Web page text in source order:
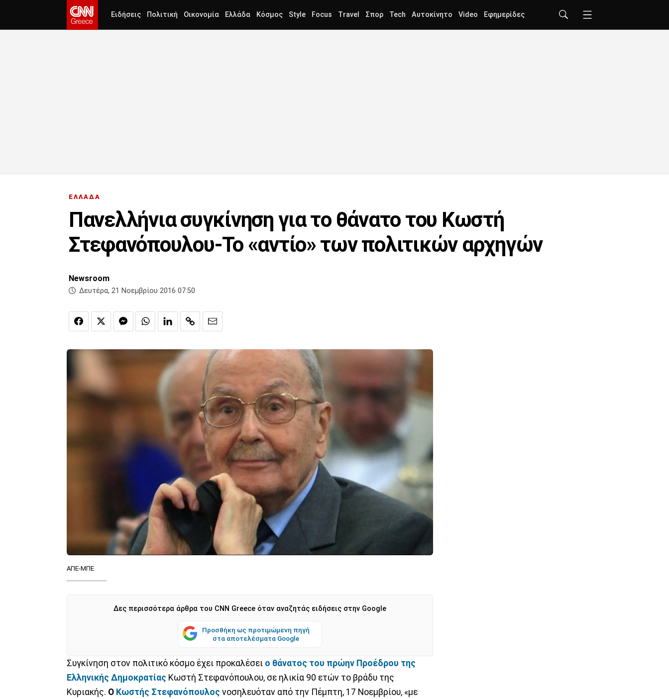
Ειδήσεις Πολιτική Οικονομία Ελλάδα Κόσμος Style Focus Travel Σπορ Tech Αυτοκίνητο Video Εφημερίδες
ΕΛΛΑΔΑ
Πανελλήνια συγκίνηση για το θάνατο του Κωστή
Στεφανόπουλου-Το «αντίο» των πολιτικών αρχηγών
Newsroom
Δευτέρα, 21 Νοεμβρίου 2016 07:50
ΑΠΕ-ΜΠΕ
Δες περισσότερα άρθρα του CNN Greece όταν αναζητάς ειδήσεις στην Google
Προσθήκη ως προτιμώμενη πηγή
στα αποτελέσματα Google
Συγκίνηση στον πολιτικό κόσμο έχει προκαλέσει ο θάνατος του πρώην Προέδρου της
Ελληνικής Δημοκρατίας Κωστή Στεφανόπουλου, σε ηλικία 90 ετών το βράδυ της
Κυριακής. Ο Κωστής Στεφανόπουλος νοσηλευόταν από την Πέμπτη, 17 Νοεμβρίου, «με